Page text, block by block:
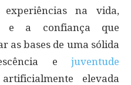
experiências na vida,
e a confiança que
as bases de uma sólida
e juventude
elevada